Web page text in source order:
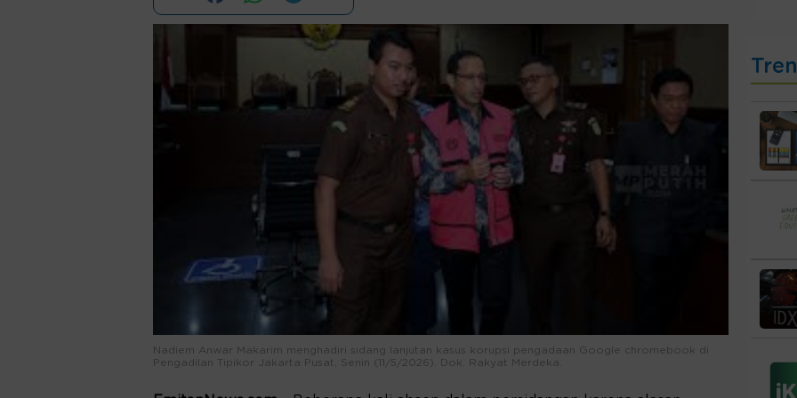
Nadiem Anwar Makarim menghadiri sidang lanjutan kasus korupsi pengadaan Google chromebook di
Pengadilan Tipikor Jakarta Pusat, Senin (11/5/2026). Dok. Rakyat Merdeka.